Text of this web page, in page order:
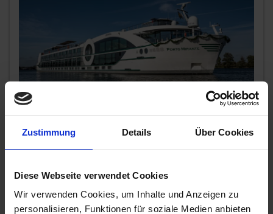
Zustimmung Details Über Cookies
Diese Webseite verwendet Cookies
Wir verwenden Cookies, um Inhalte und Anzeigen zu
personalisieren, Funktionen für soziale Medien anbieten
MS PORTO MIRANTE
Geschichte und natürliche Schönheit verschmelzen. Von
AUSSENKABINE